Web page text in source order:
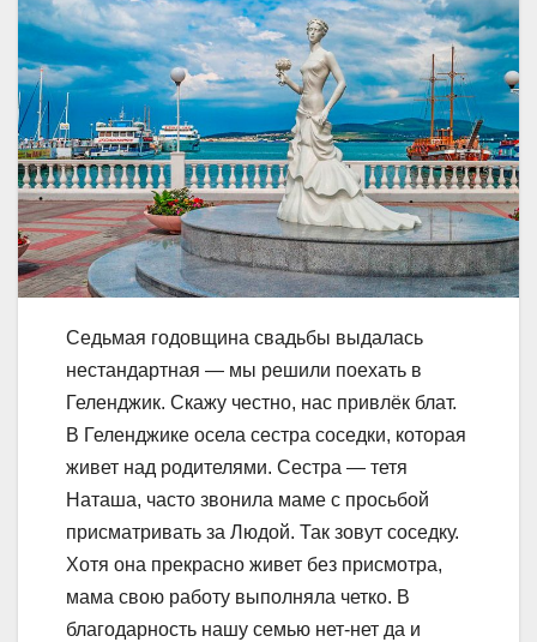
Седьмая годовщина свадьбы выдалась
нестандартная — мы решили поехать в
Геленджик. Скажу честно, нас привлёк блат.
В Геленджике осела сестра соседки, которая
живет над родителями. Сестра — тетя
Наташа, часто звонила маме с просьбой
присматривать за Людой. Так зовут соседку.
Хотя она прекрасно живет без присмотра,
мама свою работу выполняла четко. В
благодарность нашу семью нет-нет да и